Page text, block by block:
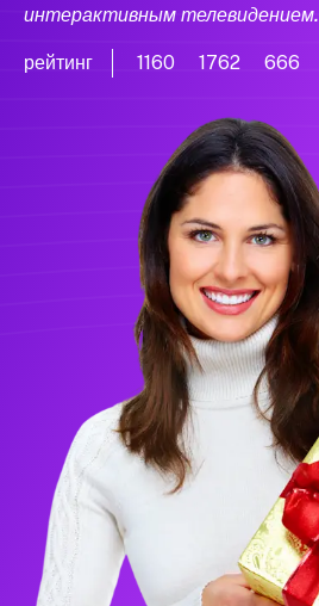
интерактивным телевидением.
рейтинг 1160 1762 666